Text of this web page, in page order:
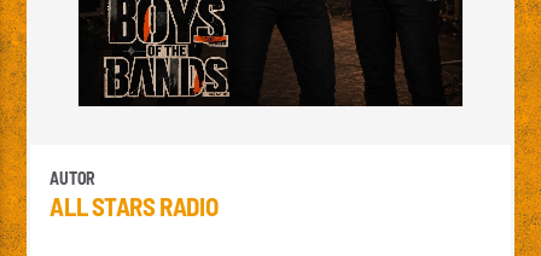
AUTOR
ALL STARS RADIO